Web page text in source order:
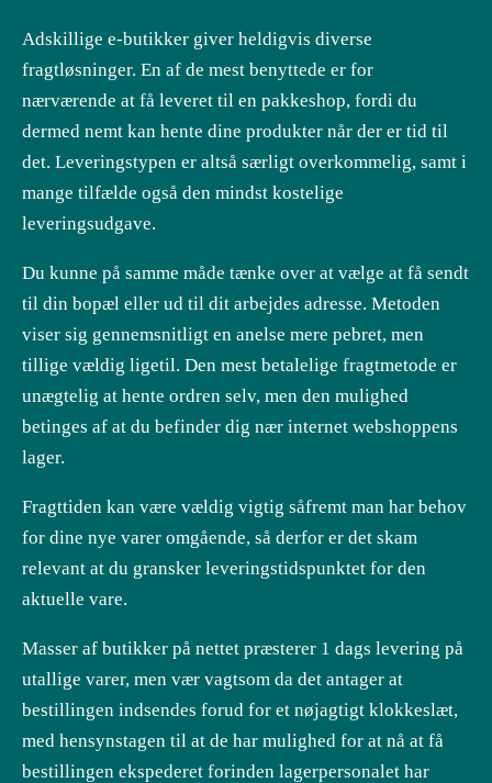
Adskillige e-butikker giver heldigvis diverse
fragtløsninger. En af de mest benyttede er for
nærværende at få leveret til en pakkeshop, fordi du
dermed nemt kan hente dine produkter når der er tid til
det. Leveringstypen er altså særligt overkommelig, samt i
mange tilfælde også den mindst kostelige
leveringsudgave.
Du kunne på samme måde tænke over at vælge at få sendt
til din bopæl eller ud til dit arbejdes adresse. Metoden
viser sig gennemsnitligt en anelse mere pebret, men
tillige vældig ligetil. Den mest betalelige fragtmetode er
unægtelig at hente ordren selv, men den mulighed
betinges af at du befinder dig nær internet webshoppens
lager.
Fragttiden kan være vældig vigtig såfremt man har behov
for dine nye varer omgående, så derfor er det skam
relevant at du gransker leveringstidspunktet for den
aktuelle vare.
Masser af butikker på nettet præsterer 1 dags levering på
utallige varer, men vær vagtsom da det antager at
bestillingen indsendes forud for et nøjagtigt klokkeslæt,
med hensynstagen til at de har mulighed for at nå at få
bestillingen ekspederet forinden lagerpersonalet har